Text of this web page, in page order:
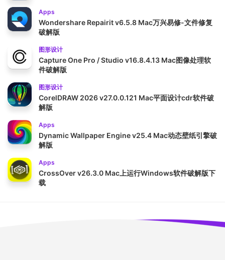
Apps
Wondershare Repairit v6.5.8 Mac万兴易修-文件修复
破解版
图形设计
Capture One Pro / Studio v16.8.4.13 Mac图像处理软
件破解版
图形设计
CorelDRAW 2026 v27.0.0.121 Mac平面设计cdr软件破
解版
Apps
Dynamic Wallpaper Engine v25.4 Mac动态壁纸引擎破
解版
Apps
CrossOver v26.3.0 Mac上运行Windows软件破解版下
载